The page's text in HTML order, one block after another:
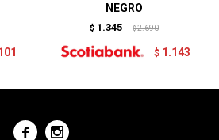
NEGRO
$ 1.345 $ 2.690
$ 1.143
 